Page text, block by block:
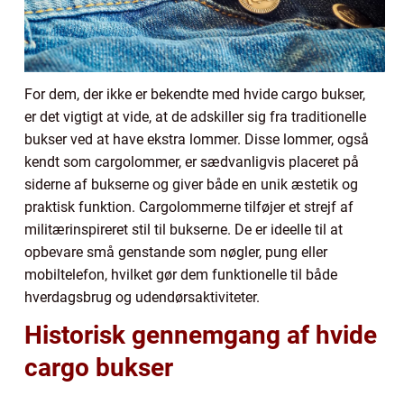
For dem, der ikke er bekendte med hvide cargo bukser,
er det vigtigt at vide, at de adskiller sig fra traditionelle
bukser ved at have ekstra lommer. Disse lommer, også
kendt som cargolommer, er sædvanligvis placeret på
siderne af bukserne og giver både en unik æstetik og
praktisk funktion. Cargolommerne tilføjer et strejf af
militærinspireret stil til bukserne. De er ideelle til at
opbevare små genstande som nøgler, pung eller
mobiltelefon, hvilket gør dem funktionelle til både
hverdagsbrug og udendørsaktiviteter.
Historisk gennemgang af hvide
cargo bukser